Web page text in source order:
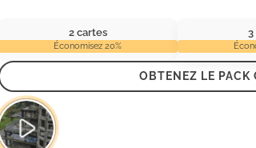
pour ceux qui souhaitent
2 cartes
Économisez 20%
3
OBTENEZ LE PACK